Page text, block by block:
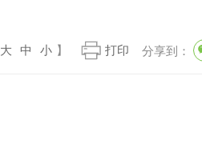
大 中 小 】 打印 分享到：